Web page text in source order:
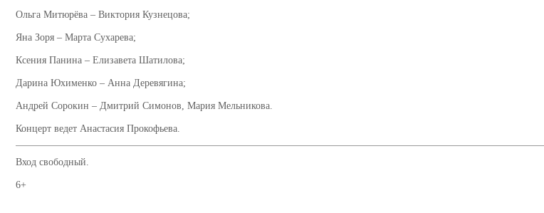
Ольга Митюрёва – Виктория Кузнецова;
Яна Зоря – Марта Сухарева;
Ксения Панина – Елизавета Шатилова;
Дарина Юхименко – Анна Деревягина;
Андрей Сорокин – Дмитрий Симонов, Мария Мельникова.
Концерт ведет Анастасия Прокофьева.
Вход свободный.
6+